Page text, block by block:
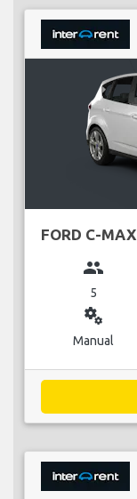
FORD C-MAX
group
5
miscellaneous_services
Manual